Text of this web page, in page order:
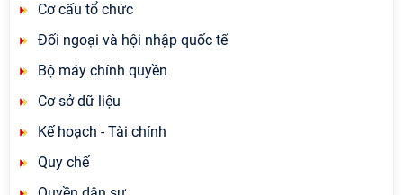
Cơ cấu tổ chức
Đối ngoại và hội nhập quốc tế
Bộ máy chính quyền
Cơ sở dữ liệu
Kế hoạch - Tài chính
Quy chế